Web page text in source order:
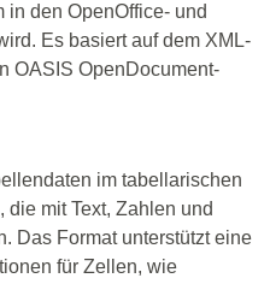
den OpenOffice- und
Es basiert auf dem XML-
OASIS OpenDocument-
im tabellarischen
die mit Text, Zahlen und
Das Format unterstützt eine
für Zellen, wie